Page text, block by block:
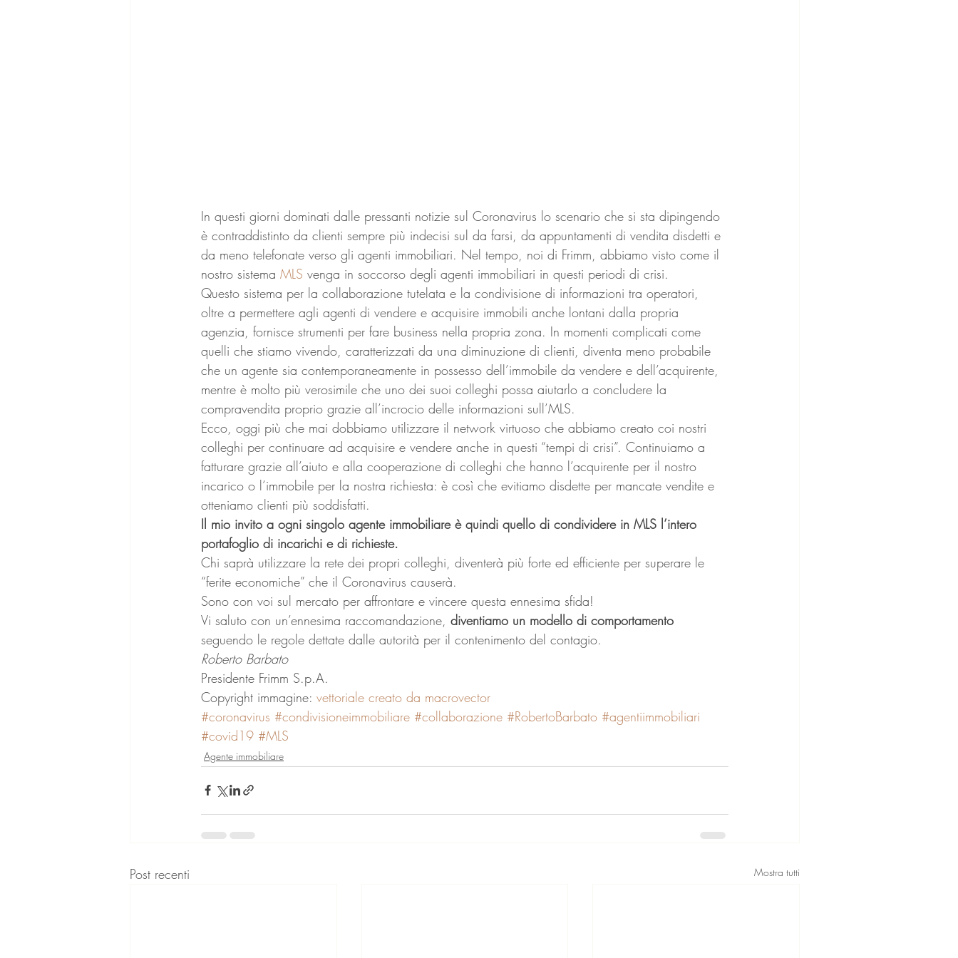
In questi giorni dominati dalle pressanti notizie sul Coronavirus lo scenario che si sta dipingendo
è contraddistinto da clienti sempre più indecisi sul da farsi, da appuntamenti di vendita disdetti e
da meno telefonate verso gli agenti immobiliari. Nel tempo, noi di Frimm, abbiamo visto come il
nostro sistema MLS venga in soccorso degli agenti immobiliari in questi periodi di crisi.
Questo sistema per la collaborazione tutelata e la condivisione di informazioni tra operatori,
oltre a permettere agli agenti di vendere e acquisire immobili anche lontani dalla propria
agenzia, fornisce strumenti per fare business nella propria zona. In momenti complicati come
quelli che stiamo vivendo, caratterizzati da una diminuzione di clienti, diventa meno probabile
che un agente sia contemporaneamente in possesso dell’immobile da vendere e dell’acquirente,
mentre è molto più verosimile che uno dei suoi colleghi possa aiutarlo a concludere la
compravendita proprio grazie all’incrocio delle informazioni sull’MLS.
Ecco, oggi più che mai dobbiamo utilizzare il network virtuoso che abbiamo creato coi nostri
colleghi per continuare ad acquisire e vendere anche in questi “tempi di crisi”. Continuiamo a
fatturare grazie all’aiuto e alla cooperazione di colleghi che hanno l’acquirente per il nostro
incarico o l’immobile per la nostra richiesta: è così che evitiamo disdette per mancate vendite e
otteniamo clienti più soddisfatti.
Il mio invito a ogni singolo agente immobiliare è quindi quello di condividere in MLS l’intero
portafoglio di incarichi e di richieste.
Chi saprà utilizzare la rete dei propri colleghi, diventerà più forte ed efficiente per superare le
“ferite economiche” che il Coronavirus causerà.
Sono con voi sul mercato per affrontare e vincere questa ennesima sfida!
Vi saluto con un’ennesima raccomandazione, diventiamo un modello di comportamento
seguendo le regole dettate dalle autorità per il contenimento del contagio.
Roberto Barbato
Presidente Frimm S.p.A.
Copyright immagine: vettoriale creato da macrovector
#coronavirus #condivisioneimmobiliare #collaborazione #RobertoBarbato #agentiimmobiliari
#covid19 #MLS
Agente immobiliare
Post recenti Mostra tutti